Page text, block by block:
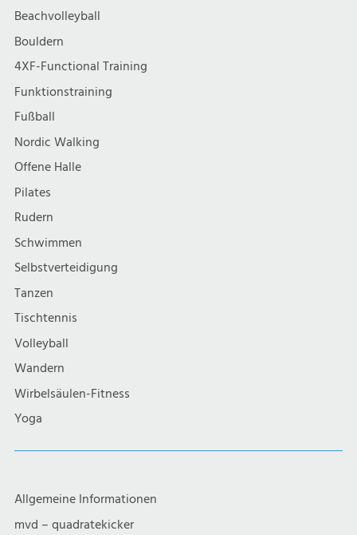
Beachvolleyball
Bouldern
4XF-Functional Training
Funktionstraining
Fußball
Nordic Walking
Offene Halle
Pilates
Rudern
Schwimmen
Selbstverteidigung
Tanzen
Tischtennis
Volleyball
Wandern
Wirbelsäulen-Fitness
Yoga
Allgemeine Informationen
mvd – quadratekicker